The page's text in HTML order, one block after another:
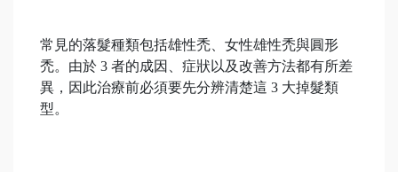
常見的落髮種類包括雄性禿、女性雄性禿與圓形
禿。由於 3 者的成因、症狀以及改善方法都有所差
異，因此治療前必須要先分辨清楚這 3 大掉髮類
型。